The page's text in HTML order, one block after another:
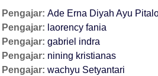
Pengajar: Ade Erna Diyah Ayu
Pengajar: laorency fania
Pengajar: gabriel indra
Pengajar: nining kristianas
Pengajar: wachyu Setyantari